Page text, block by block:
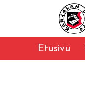
Etusivu